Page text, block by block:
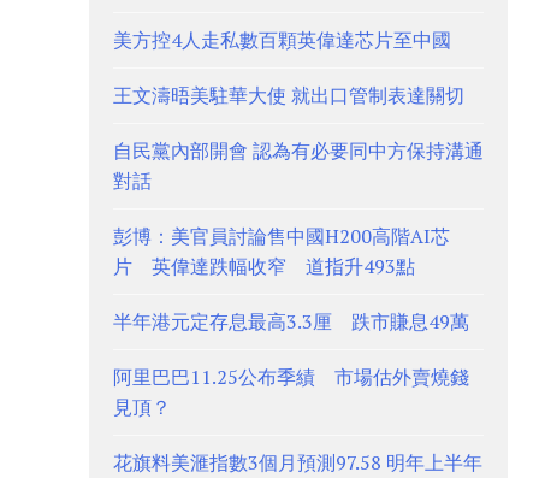
美方控4人走私數百顆英偉達芯片至中國
王文濤晤美駐華大使 就出口管制表達關切
自民黨內部開會 認為有必要同中方保持溝通
對話
彭博：美官員討論售中國H200高階AI芯
片 英偉達跌幅收窄 道指升493點
半年港元定存息最高3.3厘 跌市賺息49萬
阿里巴巴11.25公布季績 市場估外賣燒錢
見頂？
花旗料美滙指數3個月預測97.58 明年上半年